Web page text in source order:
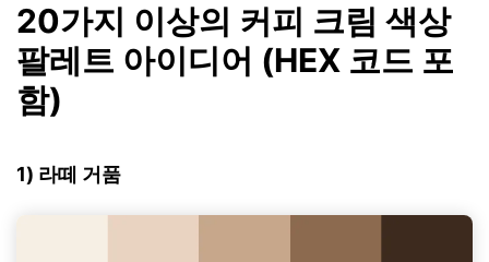
20가지 이상의 커피 크림 색상
팔레트 아이디어 (HEX 코드 포
함)
1) 라떼 거품